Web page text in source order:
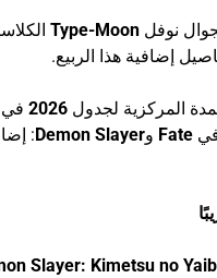
نوفل Type-Moon
إضافية هذا الربيع.
المركزية لجدول 2026 في
Fate وDemon Slayer
:
Slayer: Kimetsu no